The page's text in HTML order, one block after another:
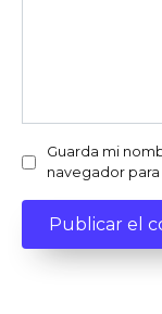
Guarda mi
navegador